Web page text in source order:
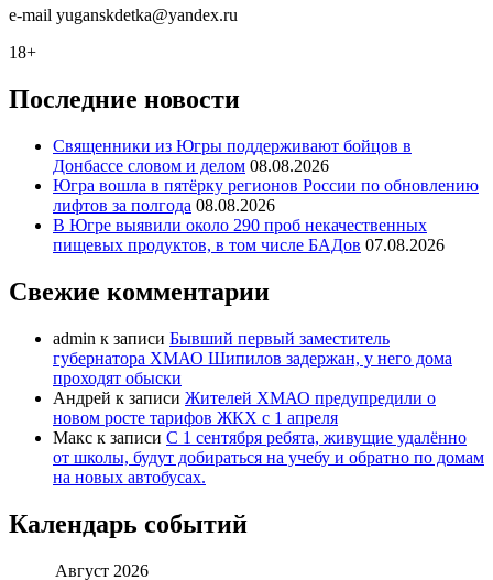
e-mail yuganskdetka@yandex.ru
18+
Последние новости
Священники из Югры поддерживают бойцов в
Донбассе словом и делом 08.08.2026
Югра вошла в пятёрку регионов России по обновлению
лифтов за полгода 08.08.2026
В Югре выявили около 290 проб некачественных
пищевых продуктов, в том числе БАДов 07.08.2026
Свежие комментарии
admin к записи Бывший первый заместитель
губернатора ХМАО Шипилов задержан, у него дома
проходят обыски
Андрей к записи Жителей ХМАО предупредили о
новом росте тарифов ЖКХ с 1 апреля
Макс к записи С 1 сентября ребята, живущие удалённо
от школы, будут добираться на учебу и обратно по домам
на новых автобусах.
Календарь событий
Август 2026